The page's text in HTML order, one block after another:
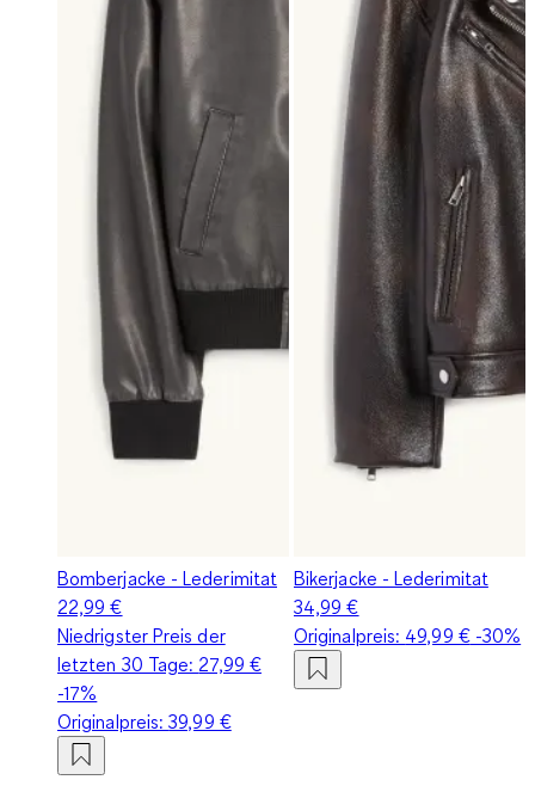
Bomberjacke - Lederimitat
22,99 €
Niedrigster Preis der
letzten 30 Tage: 27,99 €
-17%
Originalpreis:39,99 €
Bikerjacke - Lederimitat
34,99 €
Originalpreis: 49,99 €-30%